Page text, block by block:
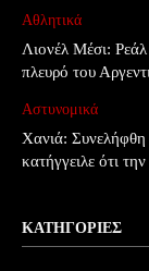
Αθλητικά
Λιονέλ Μέσι:
πλευρό του
Αστυνομικά
Χανιά: Συνελήφθη
κατήγγειλε ότι
ΚΑΤΗΓΟΡΊΕΣ